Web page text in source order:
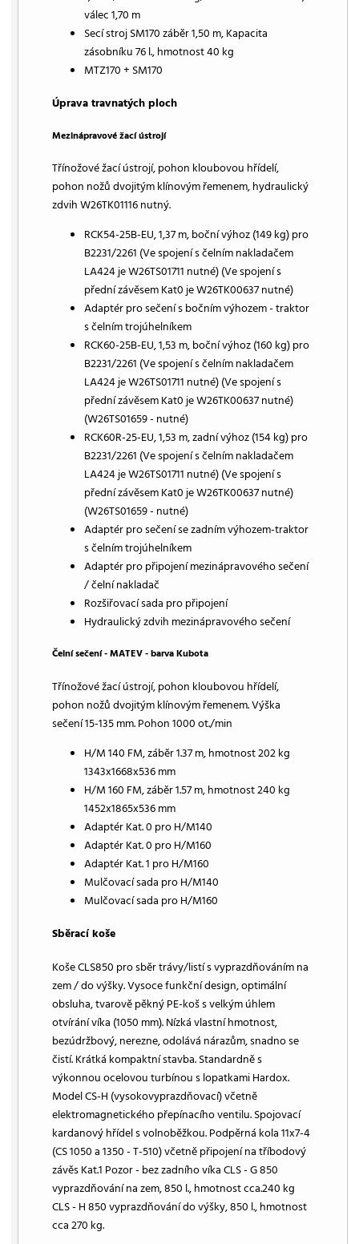
válec 1,70 m
Secí stroj SM170 záběr 1,50 m, Kapacita
zásobníku 76 l., hmotnost 40 kg
MTZ170 + SM170
Úprava travnatých ploch
Mezinápravové žací ústrojí
Třínožové žací ústrojí, pohon kloubovou hřídelí,
pohon nožů dvojitým klínovým řemenem, hydraulický
zdvih W26TK01116 nutný.
RCK54-25B-EU, 1,37 m, boční výhoz (149 kg) pro
B2231/2261 (Ve spojení s čelním nakladačem
LA424 je W26TS01711 nutné) (Ve spojení s
přední závěsem Kat0 je W26TK00637 nutné)
Adaptér pro sečení s bočním výhozem - traktor
s čelním trojúhelníkem
RCK60-25B-EU, 1,53 m, boční výhoz (160 kg) pro
B2231/2261 (Ve spojení s čelním nakladačem
LA424 je W26TS01711 nutné) (Ve spojení s
přední závěsem Kat0 je W26TK00637 nutné)
(W26TS01659 - nutné)
RCK60R-25-EU, 1,53 m, zadní výhoz (154 kg) pro
B2231/2261 (Ve spojení s čelním nakladačem
LA424 je W26TS01711 nutné) (Ve spojení s
přední závěsem Kat0 je W26TK00637 nutné)
(W26TS01659 - nutné)
Adaptér pro sečení se zadním výhozem-traktor
s čelním trojúhelníkem
Adaptér pro připojení mezinápravového sečení
/ čelní nakladač
Rozšiřovací sada pro připojení
Hydraulický zdvih mezinápravového sečení
Čelní sečení - MATEV - barva Kubota
Třínožové žací ústrojí, pohon kloubovou hřídelí,
pohon nožů dvojitým klínovým řemenem. Výška
sečení 15-135 mm. Pohon 1000 ot./min
H/M 140 FM, záběr 1.37 m, hmotnost 202 kg
1343x1668x536 mm
H/M 160 FM, záběr 1.57 m, hmotnost 240 kg
1452x1865x536 mm
Adaptér Kat. 0 pro H/M140
Adaptér Kat. 0 pro H/M160
Adaptér Kat. 1 pro H/M160
Mulčovací sada pro H/M140
Mulčovací sada pro H/M160
Sběrací koše
Koše CLS850 pro sběr trávy/listí s vyprazdňováním na
zem / do výšky. Vysoce funkční design, optimální
obsluha, tvarově pěkný PE-koš s velkým úhlem
otvírání víka (1050 mm). Nízká vlastní hmotnost,
bezúdržbový, nerezne, odolává nárazům, snadno se
čistí. Krátká kompaktní stavba. Standardně s
výkonnou ocelovou turbínou s lopatkami Hardox.
Model CS-H (vysokovyprazdňovací) včetně
elektromagnetického přepínacího ventilu. Spojovací
kardanový hřídel s volnoběžkou. Podpěrná kola 11x7-4
(CS 1050 a 1350 - T-510) včetně připojení na tříbodový
závěs Kat.1 Pozor - bez zadního víka CLS - G 850
vyprazdňování na zem, 850 l., hmotnost cca.240 kg
CLS - H 850 vyprazdňování do výšky, 850 l., hmotnost
cca 270 kg.